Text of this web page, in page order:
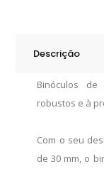
Descrição
Binóculos de
robustos e à
Com o seu
de 30 mm, o